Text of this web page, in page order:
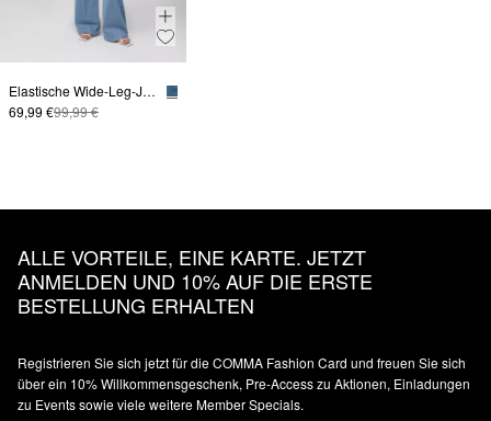
Elastische Wide-Leg-Jeans im Loose Fit
69,99 €99,99 €
ALLE VORTEILE, EINE KARTE. JETZT
ANMELDEN UND 10% AUF DIE ERSTE
BESTELLUNG ERHALTEN
Registrieren Sie sich jetzt für die COMMA Fashion Card und freuen Sie sich
über ein 10% Willkommensgeschenk, Pre-Access zu Aktionen, Einladungen
zu Events sowie viele weitere Member Specials.